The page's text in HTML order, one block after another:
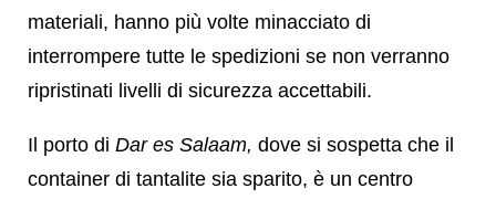
materiali, hanno più volte minacciato di
interrompere tutte le spedizioni se non verranno
ripristinati livelli di sicurezza accettabili.
Il porto di Dar es Salaam, dove si sospetta che il
container di tantalite sia sparito, è un centro